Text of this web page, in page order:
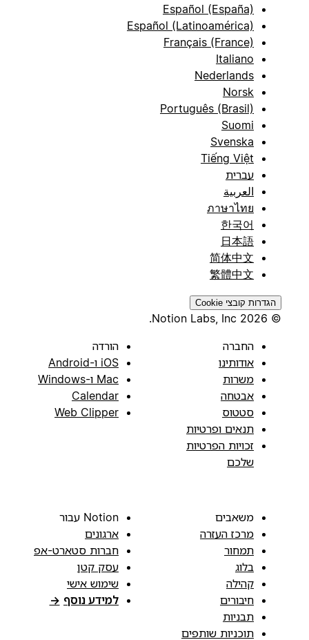
Español (España)
Español (Latinoamérica)
Français (France)
Italiano
Nederlands
Norsk
Português (Brasil)
Suomi
Svenska
Tiếng Việt
עברית
العربية
ภาษาไทย
한국어
日本語
简体中文
繁體中文
הגדרות קובצי Cookie
החברה
אודותינו
משרות
אבטחה
סטטוס
תנאים ופרטיות
זכויות הפרטיות
שלכם
הורדה
iOS ו-Android
Mac ו-Windows
Calendar
Web Clipper
משאבים
מרכז העזרה
תמחור
בלוג
קהילה
חיבורים
תבניות
תוכניות שותפים
Notion עבור
ארגונים
חברות סטארט-אפ
עסק קטן
שימוש אישי
למידע נוסף →